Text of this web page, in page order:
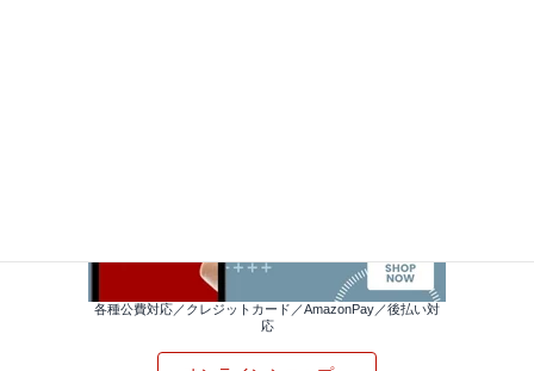
各種公費対応／クレジットカード／AmazonPay／後払い対
応